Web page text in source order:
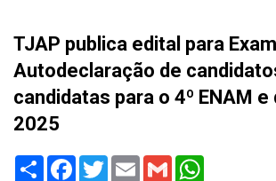
TJAP publica edital para
Autodeclaração de
candidatas para o 4º ENAM e
2025
Share Facebook
TwitterEmail Gmail